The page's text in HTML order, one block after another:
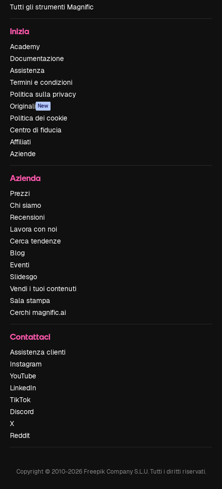
Tutti gli strumenti Magnific
Inizia
Academy
Documentazione
Assistenza
Termini e condizioni
Politica sulla privacy
Originali New
Politica dei cookie
Centro di fiducia
Affiliati
Aziende
Azienda
Prezzi
Chi siamo
Recensioni
Lavora con noi
Cerca tendenze
Blog
Eventi
Slidesgo
Vendi i tuoi contenuti
Sala stampa
Cerchi magnific.ai
Contattaci
Assistenza clienti
Instagram
YouTube
LinkedIn
TikTok
Discord
X
Reddit
Copyright © 2010-2026Freepik Company S.L.U. Tutti i diritti riservati.